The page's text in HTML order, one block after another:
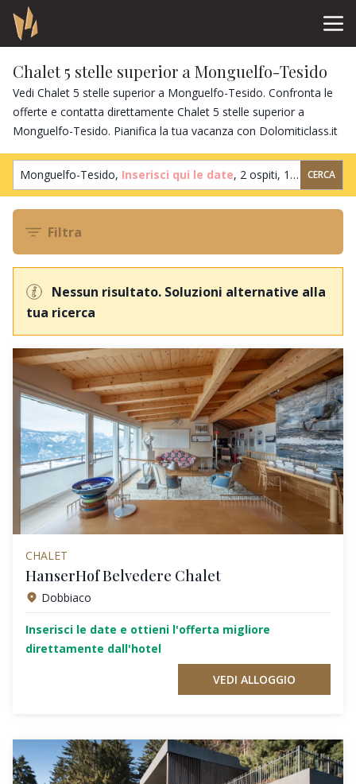
Chalet 5 stelle superior a Monguelfo-Tesido
Vedi Chalet 5 stelle superior a Monguelfo-Tesido. Confronta le
offerte e contatta direttamente Chalet 5 stelle superior a
Monguelfo-Tesido. Pianifica la tua vacanza con Dolomiticlass.it
Monguelfo-Tesido, Inserisci qui le date, 2 ospiti, 1 camera CERCA
Filtra
Nessun risultato. Soluzioni alternative alla
tua ricerca
CHALET
HanserHof Belvedere Chalet
Dobbiaco
Inserisci le date e ottieni l'offerta migliore
direttamente dall'hotel
VEDI ALLOGGIO